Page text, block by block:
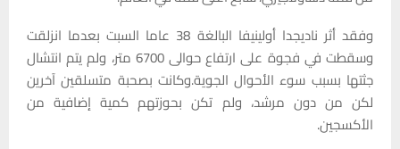
وفقد أثر ناديجدا أولينيفا البالغة 38 عاما السبت بعدما انزلقت
وسقطت في فجوة على ارتفاع حوالى 6700 متر، ولم يتم انتشال
جثتها بسبب سوء الأحوال الجوية.وكانت بصحبة متسلقين آخرين
لكن من دون مرشد، ولم تكن بحوزتهم كمية إضافية من
الأكسجين.